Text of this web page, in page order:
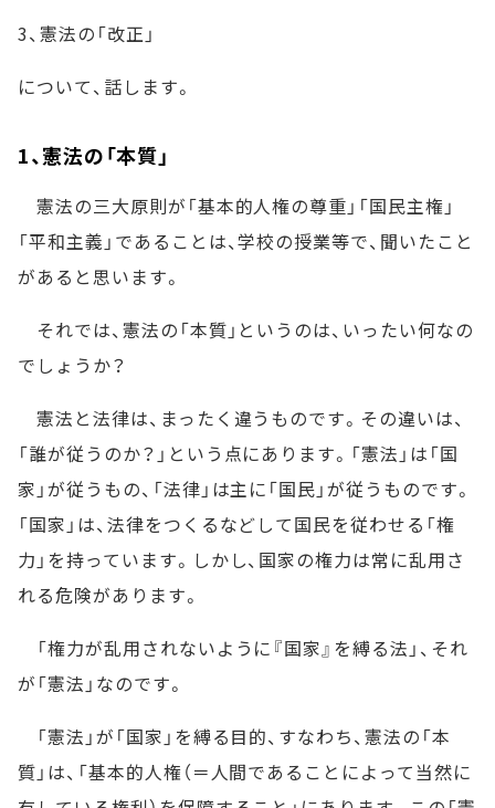
3、憲法の「改正」
について、話します。
1、憲法の「本質」
憲法の三大原則が「基本的人権の尊重」「国民主権」
「平和主義」であることは、学校の授業等で、聞いたこと
があると思います。
それでは、憲法の「本質」というのは、いったい何なの
でしょうか？
憲法と法律は、まったく違うものです。その違いは、
「誰が従うのか？」という点にあります。「憲法」は「国
家」が従うもの、「法律」は主に「国民」が従うものです。
「国家」は、法律をつくるなどして国民を従わせる「権
力」を持っています。しかし、国家の権力は常に乱用さ
れる危険があります。
「権力が乱用されないように『国家』を縛る法」、それ
が「憲法」なのです。
「憲法」が「国家」を縛る目的、すなわち、憲法の「本
質」は、「基本的人権（＝人間であることによって当然に